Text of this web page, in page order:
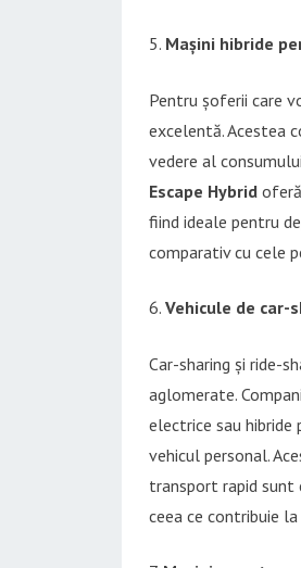
Mașini hibride
Pentru șoferii care
excelentă. Acestea
vedere al
Escape Hybrid
fiind ideale pentru
comparativ cu cele
Vehicule de car-
Car-sharing și ride-
aglomerate.
electrice sau
vehicul personal.
transport rapid sunt
ceea ce contribuie